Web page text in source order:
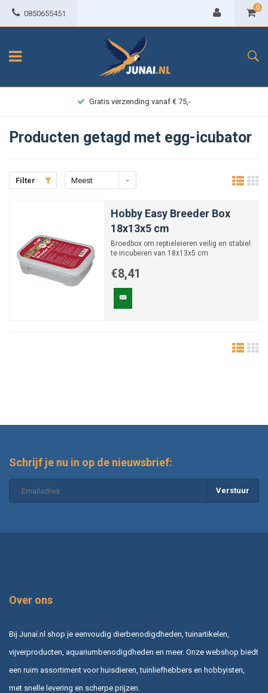
0850655451
0
Gratis verzending vanaf € 75,-
Producten getagd met egg-icubator
Filter
Meest
Hobby Easy Breeder Box
18x13x5 cm
Broedbox om reptieleieren veilig en stabiel
te incuberen van 18x13x5 cm
€8,41
Schrijf je nu in op de nieuwsbrief:
Verstuur
Over ons
Bij Junai.nl shop je eenvoudig dierbenodigdheden, tuinartikelen,
vijverproducten, aquariumbenodigdheden en meer. Onze webshop biedt
een ruim assortiment voor huisdieren, tuinliefhebbers en hobbyisten,
met snelle levering en scherpe prijzen.